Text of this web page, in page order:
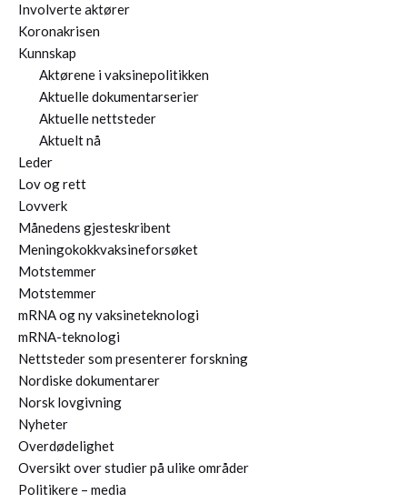
Involverte aktører
Koronakrisen
Kunnskap
Aktørene i vaksinepolitikken
Aktuelle dokumentarserier
Aktuelle nettsteder
Aktuelt nå
Leder
Lov og rett
Lovverk
Månedens gjesteskribent
Meningokokkvaksineforsøket
Motstemmer
Motstemmer
mRNA og ny vaksineteknologi
mRNA-teknologi
Nettsteder som presenterer forskning
Nordiske dokumentarer
Norsk lovgivning
Nyheter
Overdødelighet
Oversikt over studier på ulike områder
Politikere – media